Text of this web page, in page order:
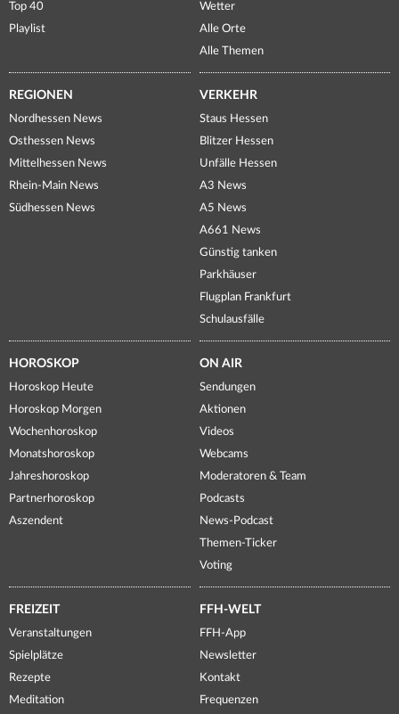
Top 40
Playlist
Wetter
Alle Orte
Alle Themen
REGIONEN
Nordhessen News
Osthessen News
Mittelhessen News
Rhein-Main News
Südhessen News
VERKEHR
Staus Hessen
Blitzer Hessen
Unfälle Hessen
A3 News
A5 News
A661 News
Günstig tanken
Parkhäuser
Flugplan Frankfurt
Schulausfälle
HOROSKOP
Horoskop Heute
Horoskop Morgen
Wochenhoroskop
Monatshoroskop
Jahreshoroskop
Partnerhoroskop
Aszendent
ON AIR
Sendungen
Aktionen
Videos
Webcams
Moderatoren & Team
Podcasts
News-Podcast
Themen-Ticker
Voting
FREIZEIT
Veranstaltungen
Spielplätze
Rezepte
Meditation
FFH-WELT
FFH-App
Newsletter
Kontakt
Frequenzen